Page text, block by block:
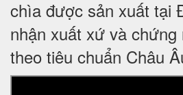
chìa được sản xuất tại
nhận xuất xứ và chứng
theo tiêu chuẩn Châu